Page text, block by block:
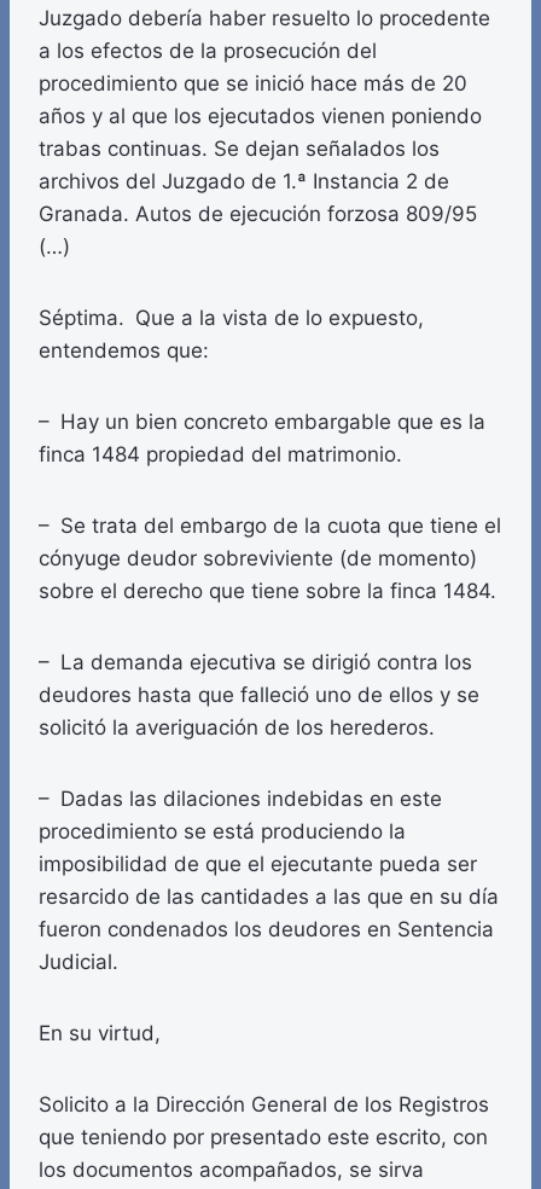
Juzgado debería haber resuelto lo procedente
a los efectos de la prosecución del
procedimiento que se inició hace más de 20
años y al que los ejecutados vienen poniendo
trabas continuas. Se dejan señalados los
archivos del Juzgado de 1.ª Instancia 2 de
Granada. Autos de ejecución forzosa 809/95
(…)
Séptima. Que a la vista de lo expuesto,
entendemos que:
– Hay un bien concreto embargable que es la
finca 1484 propiedad del matrimonio.
– Se trata del embargo de la cuota que tiene el
cónyuge deudor sobreviviente (de momento)
sobre el derecho que tiene sobre la finca 1484.
– La demanda ejecutiva se dirigió contra los
deudores hasta que falleció uno de ellos y se
solicitó la averiguación de los herederos.
– Dadas las dilaciones indebidas en este
procedimiento se está produciendo la
imposibilidad de que el ejecutante pueda ser
resarcido de las cantidades a las que en su día
fueron condenados los deudores en Sentencia
Judicial.
En su virtud,
Solicito a la Dirección General de los Registros
que teniendo por presentado este escrito, con
los documentos acompañados, se sirva